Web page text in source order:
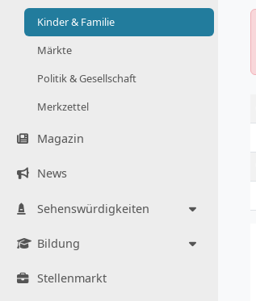
Kinder & Familie
Märkte
Politik & Gesellschaft
Merkzettel
Magazin
News
Sehenswürdigkeiten
Bildung
Stellenmarkt